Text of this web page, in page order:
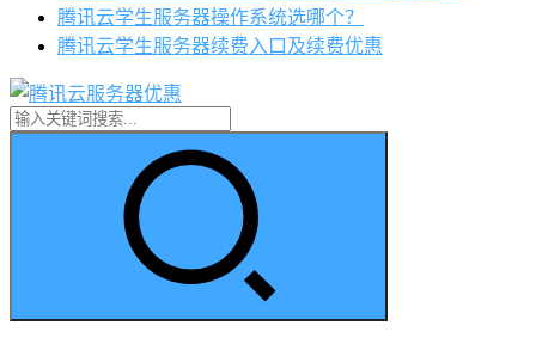
腾讯云学生服务器操作系统选哪个？
腾讯云学生服务器续费入口及续费优惠